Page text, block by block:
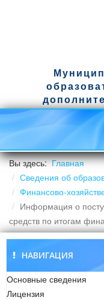
Вы здесь:Главная
Сведения об
Финансово-
Информация о
средств по итогам
НАВИГАЦИЯ
Основные сведения
Лицензия